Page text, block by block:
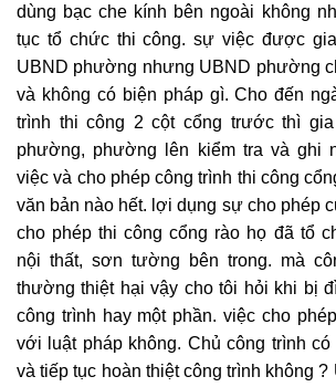
dùng bạc che kính bên ngoài không
tục tổ chức thi công. sự việc được
UBND phường nhưng UBND phường
và không có biện pháp gì. Cho đến
trình thi công 2 cột cổng trước thì
phường, phường lên kiểm tra và ghi
việc và cho phép công trình thi công
văn bản nào hết. lợi dụng sự cho phép
cho phép thi công cổng rào họ đã tổ
nội thất, sơn tường bên trong. mà
thường thiệt hại vậy cho tôi hỏi khi bị
công trình hay một phần. việc cho
với luật pháp không. Chủ công trình
và tiếp tục hoàn thiệt công trình không